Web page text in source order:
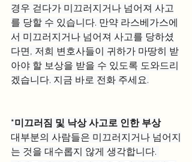
경우 걷다가 미끄러지거나 넘어져 사고
를 당할 수 있습니다. 만약 라스베가스에
서 미끄러지거나 넘어져 사고를 당하셨
다면, 저희 변호사들이 귀하가 마땅히 받
아야 할 보상을 ​​받을 수 있도록 도와드리
겠습니다. 지금 바로 전화 주세요.
*미끄러짐 및 낙상 사고로 인한 부상
대부분의 사람들은 미끄러지거나 넘어지
는 것을 대수롭지 않게 생각합니다.